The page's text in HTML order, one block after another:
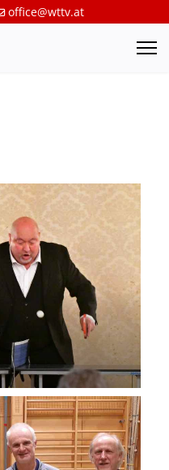
office@wttv.at